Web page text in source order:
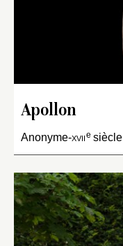
Apollon
Anonyme-xviie siècle